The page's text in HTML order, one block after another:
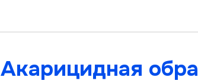
Акарицидная